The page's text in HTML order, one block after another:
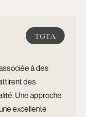
TGTA
à des
des
Une approche
excellente